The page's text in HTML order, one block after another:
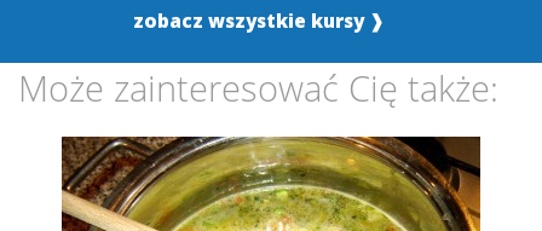
zobacz wszystkie kursy ❱
Może zainteresować Cię także: